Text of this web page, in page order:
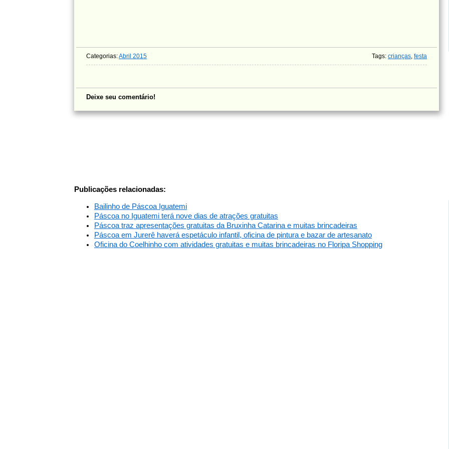
Categorias:Abril 2015 Tags: crianças, festa
Deixe seu comentário!
Publicações relacionadas:
Bailinho de Páscoa Iguatemi
Páscoa no Iguatemi terá nove dias de atrações gratuitas
Páscoa traz apresentações gratuitas da Bruxinha Catarina e muitas brincadeiras
Páscoa em Jurerê haverá espetáculo infantil, oficina de pintura e bazar de artesanato
Oficina do Coelhinho com atividades gratuitas e muitas brincadeiras no Floripa Shopping